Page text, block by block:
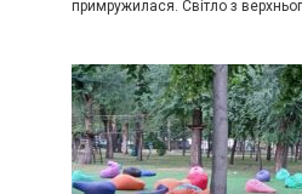
примружилася. Світло з